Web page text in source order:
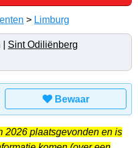
> Limburg
Sint Odiliënberg
Bewaar
2026 plaatsgevonden en is